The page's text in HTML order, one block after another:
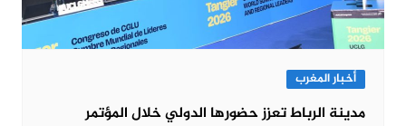
أخبار المغرب
مدينة الرباط تعزز حضورها الدولي خلال المؤتمر